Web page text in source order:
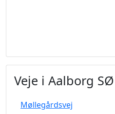
Veje i Aalborg SØ
Møllegårdsvej